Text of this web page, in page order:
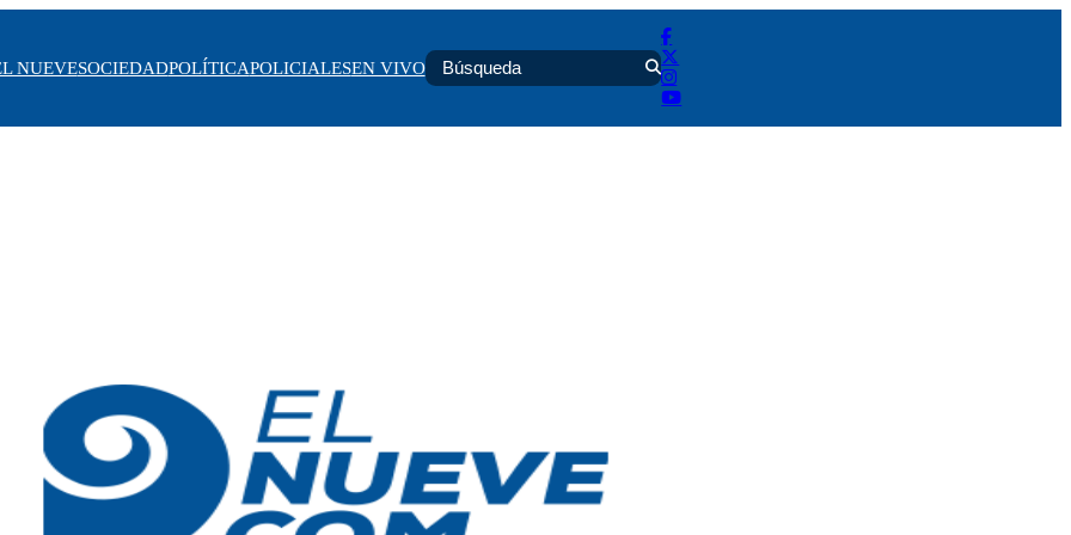
NUEVESOCIEDADPOLÍTICAPOLICIALESEN VIVO